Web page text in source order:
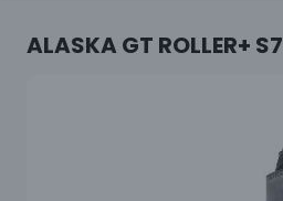
ALASKA GT ROLLER+ S7